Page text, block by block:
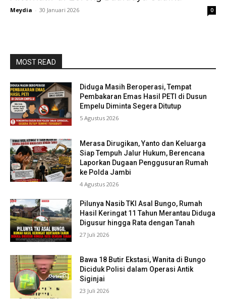
Meydia - 30 Januari 2026 0
MOST READ
Diduga Masih Beroperasi, Tempat
Pembakaran Emas Hasil PETI di Dusun
Empelu Diminta Segera Ditutup
5 Agustus 2026
Merasa Dirugikan, Yanto dan Keluarga
Siap Tempuh Jalur Hukum, Berencana
Laporkan Dugaan Penggusuran Rumah
ke Polda Jambi
4 Agustus 2026
Pilunya Nasib TKI Asal Bungo, Rumah
Hasil Keringat 11 Tahun Merantau Diduga
Digusur hingga Rata dengan Tanah
27 Juli 2026
Bawa 18 Butir Ekstasi, Wanita di Bungo
Diciduk Polisi dalam Operasi Antik
Siginjai
23 Juli 2026